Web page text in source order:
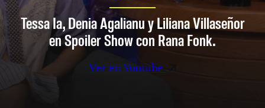
Tessa Ia, Denia Agalianu y Liliana Villaseñor
en Spoiler Show con Rana Fonk.
Ver en Youtube